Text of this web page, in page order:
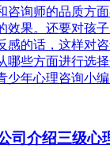
咨询师的品质方
效果。还要对孩
感的话，这样对
些方面进行选择
少年心理咨询小编
司介绍三级心